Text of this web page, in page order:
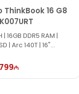
ThinkBook 16 G8
16GB DDR5 RAM |
| Arc 140T | 16"